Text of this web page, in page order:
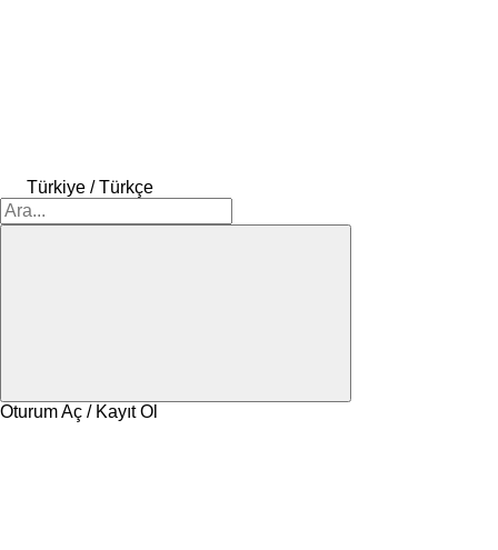
Türkiye / Türkçe
Oturum Aç / Kayıt Ol